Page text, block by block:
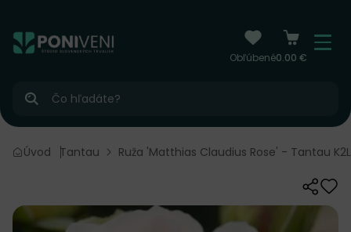
Obľúbené0.00 €
Menu
Hľadať
Úvod
ruže Tantau Ruža 'Matthias Claudius Rose' - Tantau K2L
Zdieľať